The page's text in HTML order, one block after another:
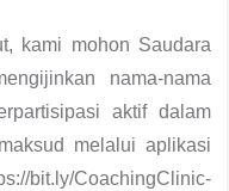
kami mohon Saudara
nama-nama
aktif dalam
melalui aplikasi
bit.ly/CoachingClinic-